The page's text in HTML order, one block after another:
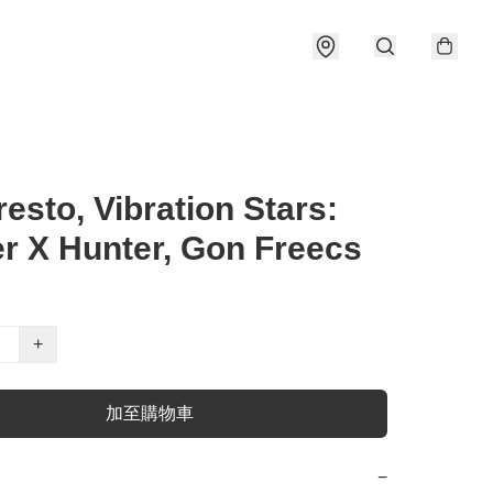
Vibration Stars:
X Hunter, Gon Freecs
+
加至購物車
−